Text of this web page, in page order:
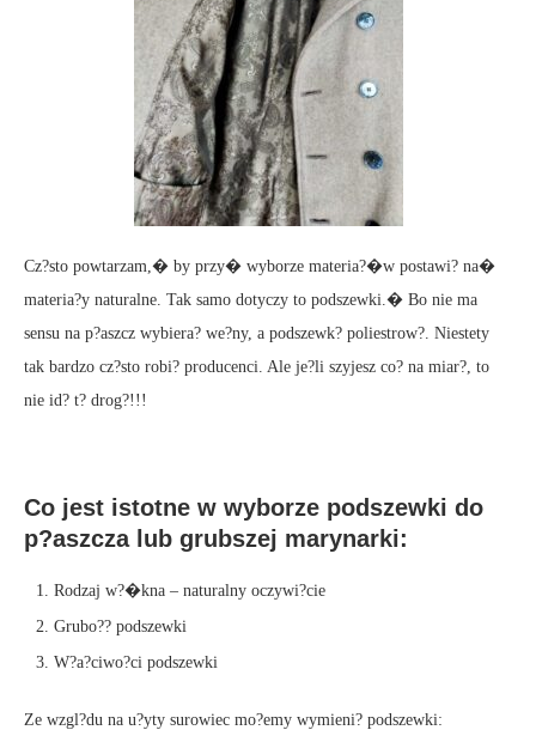
Cz?sto powtarzam,� by przy� wyborze materia?�w postawi? na�
materia?y naturalne. Tak samo dotyczy to podszewki.� Bo nie ma
sensu na p?aszcz wybiera? we?ny, a podszewk? poliestrow?. Niestety
tak bardzo cz?sto robi? producenci. Ale je?li szyjesz co? na miar?, to
nie id? t? drog?!!!
Co jest istotne w wyborze podszewki do
p?aszcza lub grubszej marynarki:
Rodzaj w?�kna – naturalny oczywi?cie
Grubo?? podszewki
W?a?ciwo?ci podszewki
Ze wzgl?du na u?yty surowiec mo?emy wymieni? podszewki: